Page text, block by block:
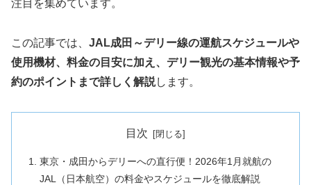
注目を集めています。
この記事では、 JAL成田～デリー線の運航スケジュールや
使用機材、料金の目安に加え、デリー観光の基本情報や予
約のポイントまで詳しく解説します。
目次
東京・成田からデリーへの直行便！2026年1月就航の
JAL（日本航空）の料金やスケジュールを徹底解説